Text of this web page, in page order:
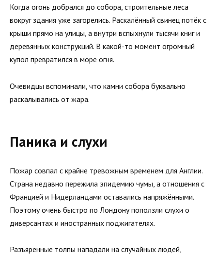
Когда огонь добрался до собора, строительные леса
вокруг здания уже загорелись. Раскалённый свинец потёк с
крыши прямо на улицы, а внутри вспыхнули тысячи книг и
деревянных конструкций. В какой-то момент огромный
купол превратился в море огня.
Очевидцы вспоминали, что камни собора буквально
раскалывались от жара.
Паника и слухи
Пожар совпал с крайне тревожным временем для Англии.
Страна недавно пережила эпидемию чумы, а отношения с
Францией и Нидерландами оставались напряжёнными.
Поэтому очень быстро по Лондону поползли слухи о
диверсантах и иностранных поджигателях.
Разъярённые толпы нападали на случайных людей,